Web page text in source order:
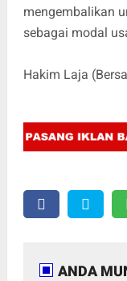
mengembalikan
sebagai modal
Hakim Laja
ANDA